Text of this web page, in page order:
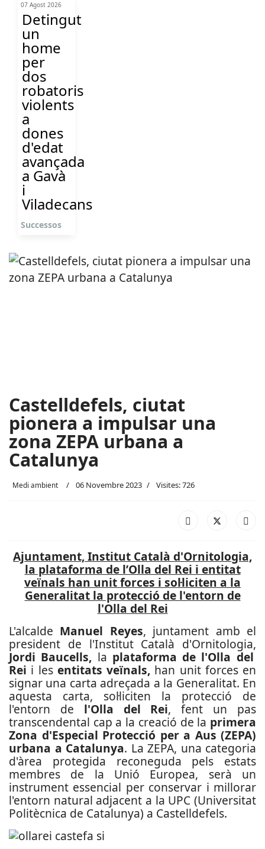
07 Agost 2026
Detingut
un
home
per
dos
robatoris
violents
a
dones
d'edat
avançada
a Gavà
i
Viladecans
Successos
Castelldefels, ciutat
pionera a impulsar una
zona ZEPA urbana a
Catalunya
Medi ambient 06 Novembre 2023 Visites: 726
Ajuntament, Institut Català d'Ornitologia,
la plataforma de l’Olla del Rei i entitat
veïnals han unit forces i sol·liciten a la
Generalitat la protecció de l'entorn de
l'Olla del Rei
L'alcalde Manuel Reyes, juntament amb el
president de l'Institut Català d'Ornitologia,
Jordi Baucells, la plataforma de l'Olla del
Rei i les entitats veïnals, han unit forces en
signar una carta adreçada a la Generalitat. En
aquesta carta, sol·liciten la protecció de
l'entorn de l'Olla del Rei, fent un pas
transcendental cap a la creació de la primera
Zona d'Especial Protecció per a Aus (ZEPA)
urbana a Catalunya. La ZEPA, una categoria
d'àrea protegida reconeguda pels estats
membres de la Unió Europea, serà un
instrument essencial per conservar i millorar
l'entorn natural adjacent a la UPC (Universitat
Politècnica de Catalunya) a Castelldefels.